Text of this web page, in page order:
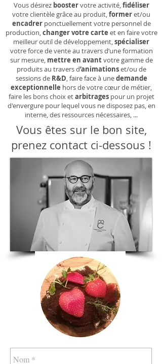
Vous désirez boostervotre activité,fidéliser
votre clientèle grâce au produit,formeret/ou
encadrer ponctuellement votre personnel de
production,changer votre carte et en faire votre
meilleur outil de développement,spécialiser
votre force de vente au travers d’une formation
sur mesure, mettre en avantvotre gamme de
produits au travers d’animationset/ou de
sessions de R&D, faire face à unedemande
exceptionnelle hors de votre cœur de métier,
faire les bons choix etarbitrages pour un projet
d'envergure pour lequel vous ne disposez pas, en
interne, des ressources nécessaires, ...
Vous êtes sur le bon site,
prenez contact ci-dessous !